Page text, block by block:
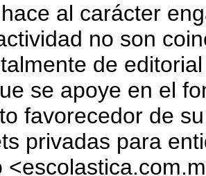
al carácter
no son
de
se apoye en el
favorecedor de
privadas para